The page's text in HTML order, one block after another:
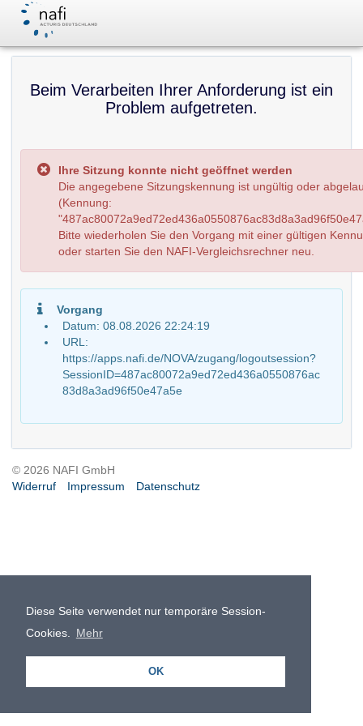
Diese Seite verwendet nur temporäre Session-
Cookies.
Mehr
OK
Beim Verarbeiten Ihrer Anforderung ist ein
Problem aufgetreten.
Ihre Sitzung konnte nicht geöffnet werden
Die angegebene Sitzungskennung ist ungültig oder
(Kennung:
Bitte wiederholen Sie den Vorgang mit einer gültigen
oder starten Sie den NAFI-Vergleichsrechner neu.
Vorgang
Datum: 08.08.2026 22:24:19
URL:
https://apps.nafi.de/NOVA/zugang/logoutsession?
SessionID=487ac80072a9ed72ed436a0550876ac
83d8a3ad96f50e47a5e
© 2026 NAFI GmbH
Widerruf
Impressum Datenschutz